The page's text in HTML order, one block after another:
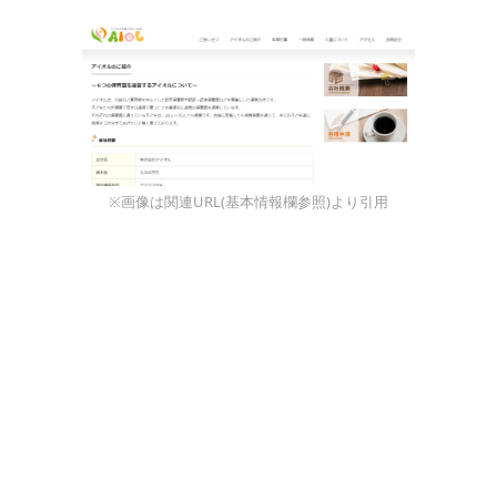
※画像は関連URL(基本情報欄参照)より引用